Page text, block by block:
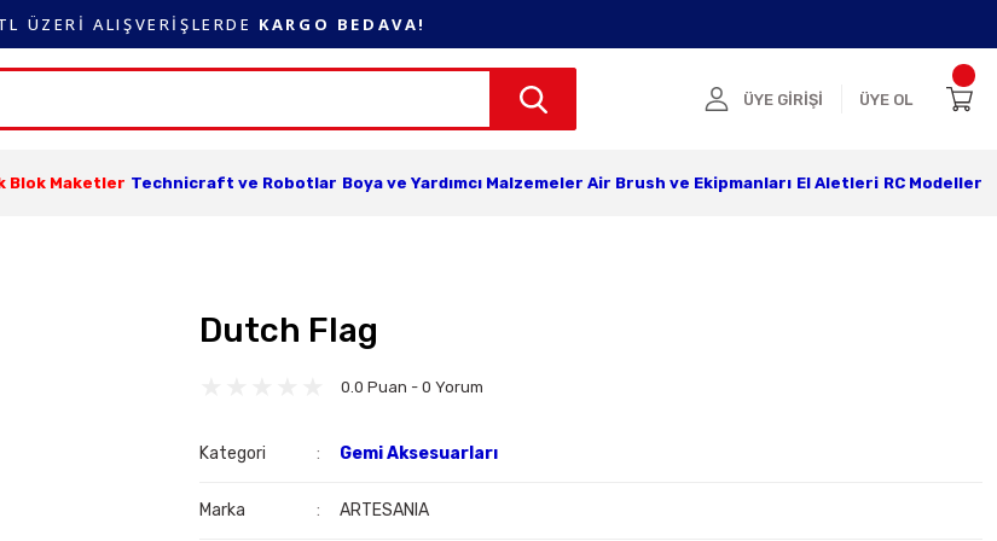
ÜZERİ ALIŞVERİŞLERDE KARGO BEDAVA!
ÜYE GİRİŞİ ÜYE OL
Blok Maketler Technicraft ve Robotlar Boya ve Yardımcı Malzemeler Air Brush ve Ekipmanları El Aletleri RC Modeller
Dutch Flag
0.0 Puan - 0 Yorum
Kategori Gemi Aksesuarları
Marka ARTESANIA